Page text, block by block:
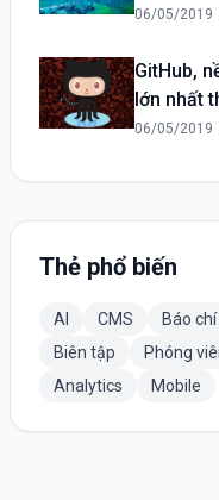
con người
06/05/2019
GitHub,
lớn nhất
chuộc
06/05/2019
Thẻ phổ biến
AI CMS Báo chí
Biên tập
Phóng
Analytics
Mobile